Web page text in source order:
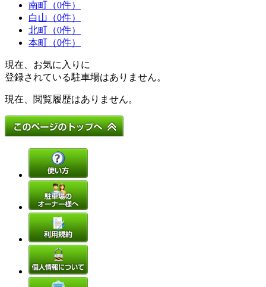
南町（0件）
白山（0件）
北町（0件）
本町（0件）
現在、お気に入りに
登録されている駐車場はありません。
現在、閲覧履歴はありません。